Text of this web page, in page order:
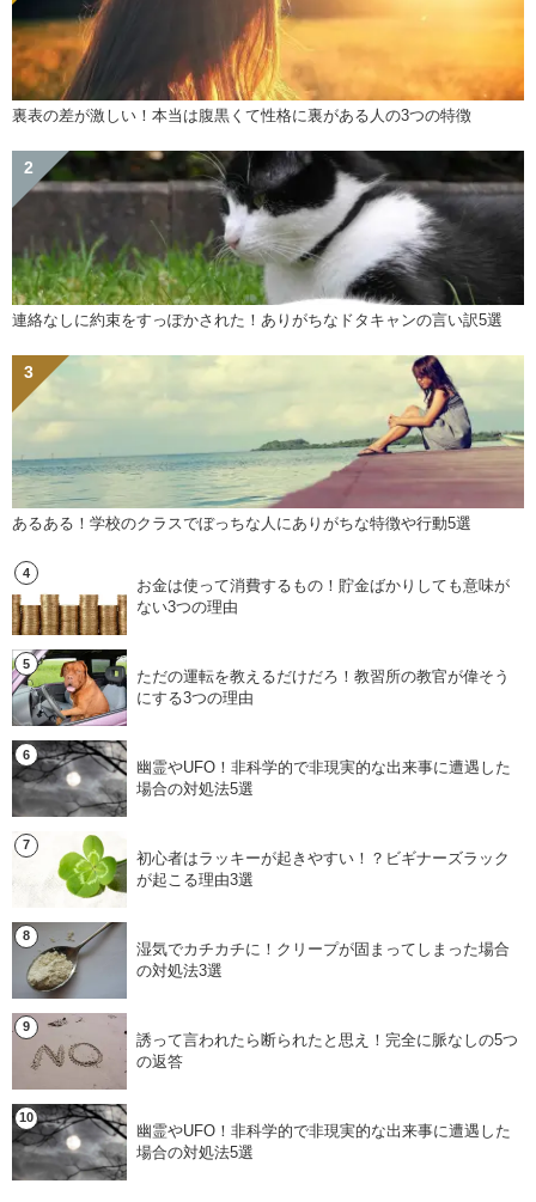
裏表の差が激しい！本当は腹黒くて性格に裏がある人の3つの特徴
連絡なしに約束をすっぽかされた！ありがちなドタキャンの言い訳5選
あるある！学校のクラスでぼっちな人にありがちな特徴や行動5選
お金は使って消費するもの！貯金ばかりしても意味が
ない3つの理由
ただの運転を教えるだけだろ！教習所の教官が偉そう
にする3つの理由
幽霊やUFO！非科学的で非現実的な出来事に遭遇した
場合の対処法5選
初心者はラッキーが起きやすい！？ビギナーズラック
が起こる理由3選
湿気でカチカチに！クリープが固まってしまった場合
の対処法3選
誘って言われたら断られたと思え！完全に脈なしの5つ
の返答
幽霊やUFO！非科学的で非現実的な出来事に遭遇した
場合の対処法5選